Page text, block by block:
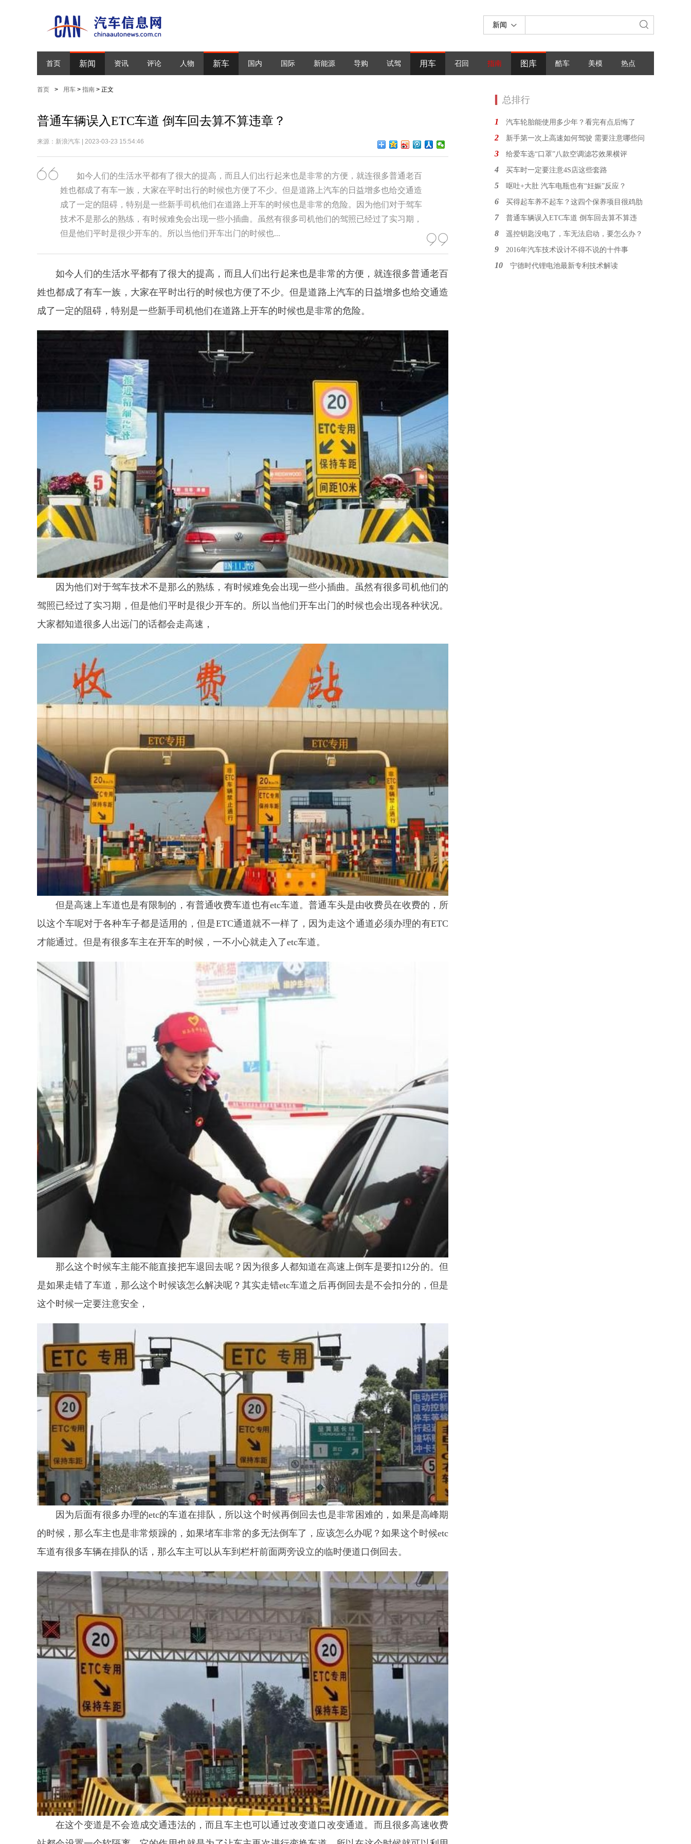
新闻
首页 新闻 资讯 评论 人物 新车 国内 国际 新能源 导购 试驾 用车 召回 指南 图库 酷车 美模 热点
首页 > 用车 > 指南 > 正文
普通车辆误入ETC车道 倒车回去算不算违章？
来源：新浪汽车 | 2023-03-23 15:54:46
如今人们的生活水平都有了很大的提高，而且人们出行起来也是非常的方便，就连很多普通老百
姓也都成了有车一族，大家在平时出行的时候也方便了不少。但是道路上汽车的日益增多也给交通造
成了一定的阻碍，特别是一些新手司机他们在道路上开车的时候也是非常的危险。因为他们对于驾车
技术不是那么的熟练，有时候难免会出现一些小插曲。虽然有很多司机他们的驾照已经过了实习期，
但是他们平时是很少开车的。所以当他们开车出门的时候也...
如今人们的生活水平都有了很大的提高，而且人们出行起来也是非常的方便，就连很多普通老百
姓也都成了有车一族，大家在平时出行的时候也方便了不少。但是道路上汽车的日益增多也给交通造
成了一定的阻碍，特别是一些新手司机他们在道路上开车的时候也是非常的危险。
因为他们对于驾车技术不是那么的熟练，有时候难免会出现一些小插曲。虽然有很多司机他们的
驾照已经过了实习期，但是他们平时是很少开车的。所以当他们开车出门的时候也会出现各种状况。
大家都知道很多人出远门的话都会走高速，
但是高速上车道也是有限制的，有普通收费车道也有etc车道。普通车头是由收费员在收费的，所
以这个车呢对于各种车子都是适用的，但是ETC通道就不一样了，因为走这个通道必须办理的有ETC
才能通过。但是有很多车主在开车的时候，一不小心就走入了etc车道。
那么这个时候车主能不能直接把车退回去呢？因为很多人都知道在高速上倒车是要扣12分的。但
是如果走错了车道，那么这个时候该怎么解决呢？其实走错etc车道之后再倒回去是不会扣分的，但是
这个时候一定要注意安全，
因为后面有很多办理的etc的车道在排队，所以这个时候再倒回去也是非常困难的，如果是高峰期
的时候，那么车主也是非常烦躁的，如果堵车非常的多无法倒车了，应该怎么办呢？如果这个时候etc
车道有很多车辆在排队的话，那么车主可以从车到栏杆前面两旁设立的临时便道口倒回去。
在这个变道是不会造成交通违法的，而且车主也可以通过改变道口改变通道。而且很多高速收费
总排行
1 汽车轮胎能使用多少年？看完有点后悔了
2 新手第一次上高速如何驾驶 需要注意哪些问
3 给爱车选“口罩”八款空调滤芯效果横评
4 买车时一定要注意4S店这些套路
5 呕吐+大肚 汽车电瓶也有“妊娠”反应？
6 买得起车养不起车？这四个保养项目很鸡肋
7 普通车辆误入ETC车道 倒车回去算不算违
8 遥控钥匙没电了，车无法启动，要怎么办？
9 2016年汽车技术设计不得不说的十件事
10 宁德时代锂电池最新专利技术解读